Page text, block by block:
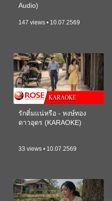
Audio)
147 views • 10.07.2569
รักติ๋มแน่หรือ - หงษ์ทอง
ดาวอุดร (KARAOKE)
33 views • 10.07.2569